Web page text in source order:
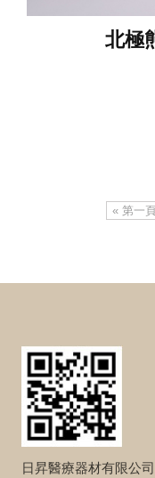
北極
« 第一
日昇醫療器材有限公司